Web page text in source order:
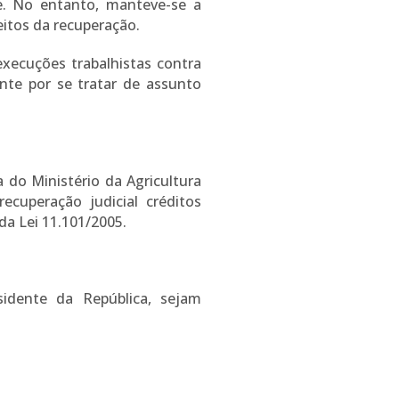
No entanto, manteve-se a
da recuperação.
trabalhistas contra
por se tratar de assunto
do Ministério da Agricultura
judicial créditos
Lei 11.101/2005.
da República, sejam